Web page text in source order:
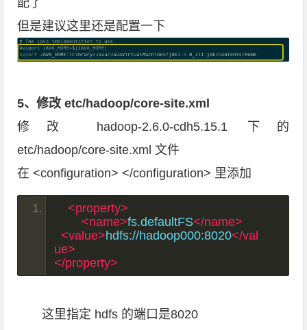
配了
但是建议这里还是配置一下
5、修改 etc/hadoop/core-site.xml
修改 hadoop-2.6.0-cdh5.15.1 下的
etc/hadoop/core-site.xml 文件
在 <configuration> </configuration> 里添加
<property>
<name>fs.defaultFS</name>
<value>hdfs://hadoop000:8020</val
ue>
</property>
这里指定 hdfs 的端口是8020